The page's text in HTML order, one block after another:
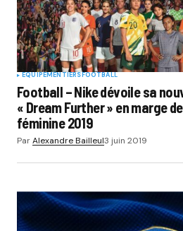
EQUIPEMENTIERSFOOTBALL
Football – Nike dévoile sa
« Dream Further » en marge
féminine 2019
ParAlexandre Bailleul3 juin 2019